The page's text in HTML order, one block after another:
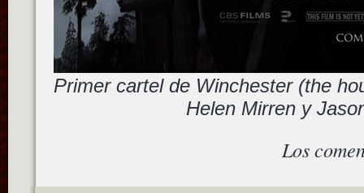
Primer cartel de Winchester (the
Helen Mirren y
Los